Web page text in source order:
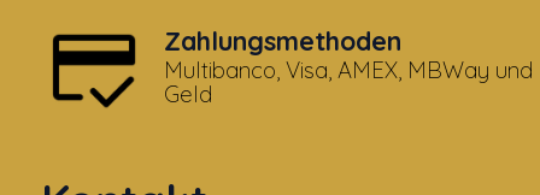
Zahlungsmethoden
Multibanco, Visa, AMEX, MBWay und
Geld